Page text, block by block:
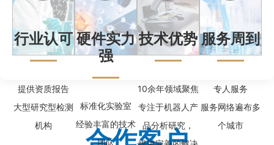
行业认可
提供资质报告
大型研究型检测
机构
硬件实力
强
标准化实验室
经验丰富的技术
团队
技术优势
10余年领域聚焦
专注于机器人产
品分析研究，
服务周到
专人服务
服务网络遍布多
个城市